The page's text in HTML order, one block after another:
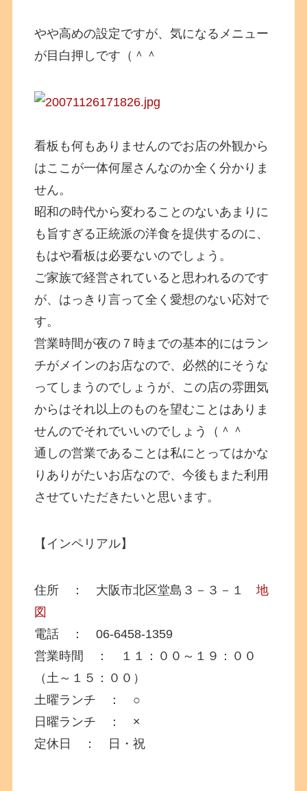
やや高めの設定ですが、気になるメニュー
が目白押しです（＾＾
看板も何もありませんのでお店の外観から
はここが一体何屋さんなのか全く分かりま
せん。
昭和の時代から変わることのないあまりに
も旨すぎる正統派の洋食を提供するのに、
もはや看板は必要ないのでしょう。
ご家族で経営されていると思われるのです
が、はっきり言って全く愛想のない応対で
す。
営業時間が夜の７時までの基本的にはラン
チがメインのお店なので、必然的にそうな
ってしまうのでしょうが、この店の雰囲気
からはそれ以上のものを望むことはありま
せんのでそれでいいのでしょう（＾＾
通しの営業であることは私にとってはかな
りありがたいお店なので、今後もまた利用
させていただきたいと思います。
【インペリアル】
住所 ： 大阪市北区堂島３－３－１地
図
電話 ： 06-6458-1359
営業時間 ： １１：００～１９：００
（土～１５：００）
土曜ランチ ： ○
日曜ランチ ： ×
定休日 ： 日・祝